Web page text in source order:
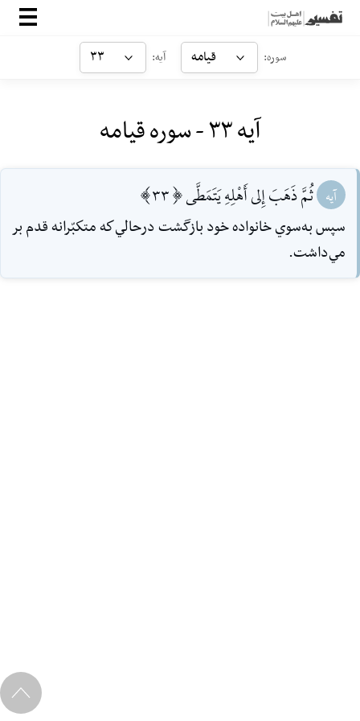
صفحه‌اصلی
سوره: قیامه آیه: ۳۳
آیه ۳۳ - سوره قیامه
آیه ثُمَّ ذَهَبَ إِلى أَهْلِهِ يَتَمَطَّى [33]
سپس به‌سوي خانواده خود بازگشت در‌حالي‌كه متكبّرانه قدم بر
مي‌داشت.